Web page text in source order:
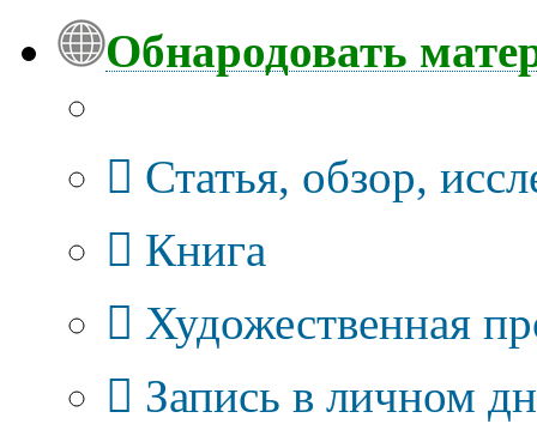
Обнародовать
Статья, обзор,
Книга
Художественная
Запись в личном